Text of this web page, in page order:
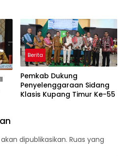
Berita
Pemkab Dukung
Penyelenggaraan Sidang
Klasis Kupang Timur Ke-55
dipublikasikan. Ruas yang